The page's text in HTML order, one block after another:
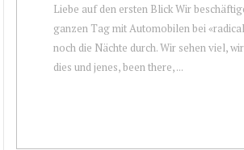
Liebe auf den ersten Blick Wir
ganzen Tag mit Automobilen bei
noch die Nächte durch. Wir sehen viel,
dies und jenes, been there, ...